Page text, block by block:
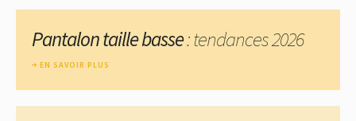
Pantalon taille basse: tendances 2026
EN SAVOIR PLUS